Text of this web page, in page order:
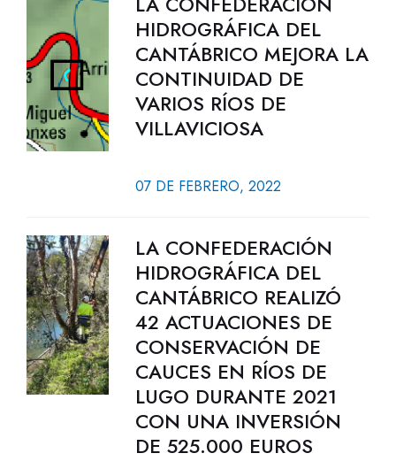
HIDROGRÁFICA DEL
CANTÁBRICO MEJORA LA
CONTINUIDAD DE
VARIOS RÍOS DE
VILLAVICIOSA
07 DE FEBRERO, 2022
LA CONFEDERACIÓN
HIDROGRÁFICA DEL
CANTÁBRICO REALIZÓ
42 ACTUACIONES DE
CONSERVACIÓN DE
CAUCES EN RÍOS DE
LUGO DURANTE 2021
CON UNA INVERSIÓN
DE 525.000 EUROS